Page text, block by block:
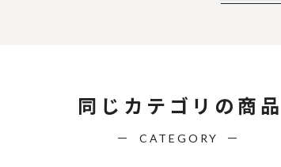
同じカテゴリの商品
CATEGORY